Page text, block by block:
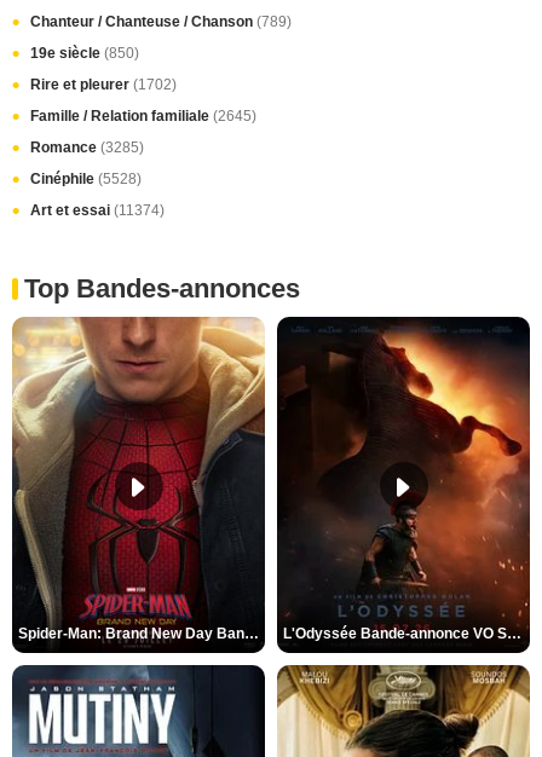
Chanteur / Chanteuse / Chanson (789)
19e siècle (850)
Rire et pleurer (1702)
Famille / Relation familiale (2645)
Romance (3285)
Cinéphile (5528)
Art et essai (11374)
Top Bandes-annonces
Spider-Man: Brand New Day Bande-annonce VO STFR L'Odyssée Bande-annonce VO STFR